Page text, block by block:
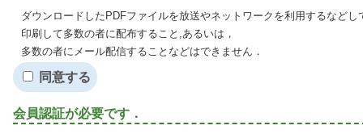
ダウンロードしたPDFファイルを放送やネットワークを利用するなど
印刷して多数の者に配布すること,あるいは，
多数の者にメール配信することなどはできません．
同意する
会員認証が必要です．